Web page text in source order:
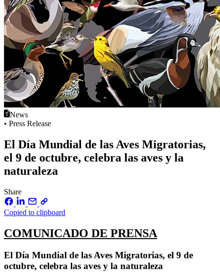
News
• Press Release
El Día Mundial de las Aves Migratorias,
el 9 de octubre, celebra las aves y la
naturaleza
Share
Copied to clipboard
COMUNICADO DE PRENSA
El Día Mundial de las Aves Migratorias, el 9 de
octubre, celebra las aves y la naturaleza